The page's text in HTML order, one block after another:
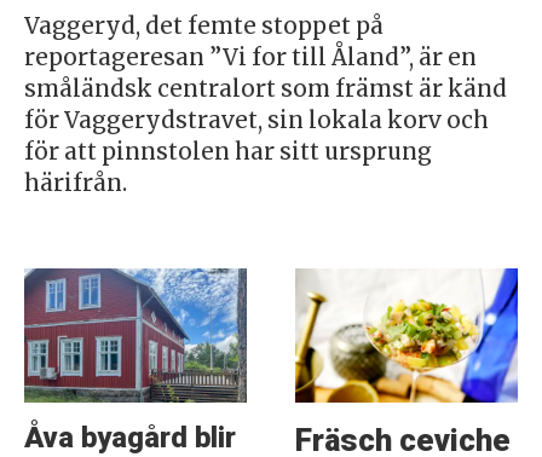
Vaggeryd, det femte stoppet på
reportageresan ”Vi for till Åland”, är en
småländsk centralort som främst är känd
för Vaggerydstravet, sin lokala korv och
för att pinnstolen har sitt ursprung
härifrån.
Åva byagård blir
Fräsch ceviche